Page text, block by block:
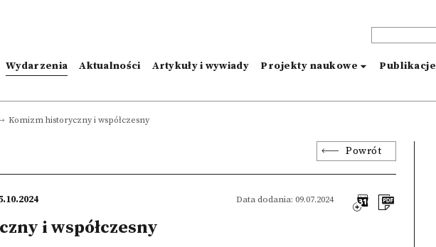
Wydarzenia Aktualności Artykuły i wywiady Projekty naukowe Publikacje
Komizm historyczny i współczesny
Powrót
Data dodania: 09.07.2024
i współczesny